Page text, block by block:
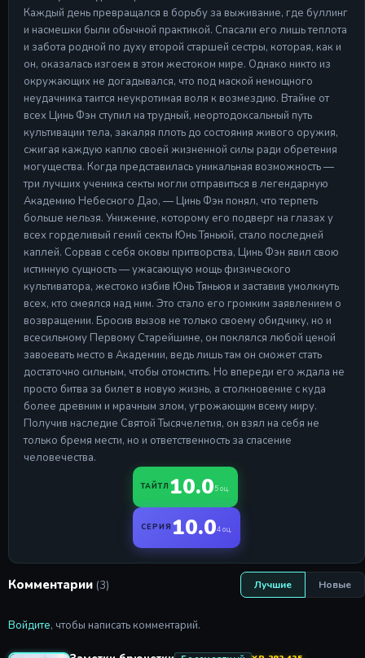
Серия 17
Серия 17
28 Apr 2026
Серия 18
Серия 18
28 Apr 2026
Серия 19
Серия 19
28 Apr 2026
Серия 20
Серия 20
28 Apr 2026
Каждый день превращался в борьбу за выживание, где буллинг
и насмешки были обычной практикой. Спасали его лишь теплота
и забота родной по духу второй старшей сестры, которая, как и
он, оказалась изгоем в этом жестоком мире. Однако никто из
окружающих не догадывался, что под маской немощного
неудачника таится неукротимая воля к возмездию. Втайне от
всех Цинь Фэн ступил на трудный, неортодоксальный путь
культивации тела, закаляя плоть до состояния живого оружия,
сжигая каждую каплю своей жизненной силы ради обретения
могущества. Когда представилась уникальная возможность —
три лучших ученика секты могли отправиться в легендарную
Академию Небесного Дао, — Цинь Фэн понял, что терпеть
больше нельзя. Унижение, которому его подверг на глазах у
всех горделивый гений секты Юнь Тяньюй, стало последней
каплей. Сорвав с себя оковы притворства, Цинь Фэн явил свою
истинную сущность — ужасающую мощь физического
культиватора, жестоко избив Юнь Тяньюя и заставив умолкнуть
всех, кто смеялся над ним. Это стало его громким заявлением о
возвращении. Бросив вызов не только своему обидчику, но и
всесильному Первому Старейшине, он поклялся любой ценой
завоевать место в Академии, ведь лишь там он сможет стать
достаточно сильным, чтобы отомстить. Но впереди его ждала не
просто битва за билет в новую жизнь, а столкновение с куда
более древним и мрачным злом, угрожающим всему миру.
Получив наследие Святой Тысячелетия, он взял на себя не
только бремя мести, но и ответственность за спасение
человечества.
ТАЙТЛ 10.05 оц.
СЕРИЯ 10.04 оц.
Комментарии (3) Лучшие Новые
Войдите, чтобы написать комментарий.